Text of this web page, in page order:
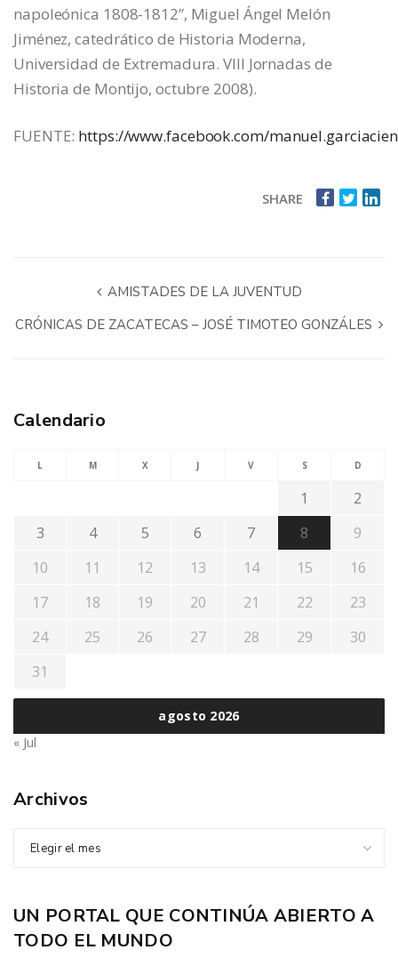
napoleónica 1808-1812”, Miguel Ángel Melón
Jiménez, catedrático de Historia Moderna,
Universidad de Extremadura. VIII Jornadas de
Historia de Montijo, octubre 2008).
FUENTE: https://www.facebook.com/
SHARE
AMISTADES DE LA JUVENTUD
CRÓNICAS DE ZACATECAS – JOSÉ TIMOTEO GONZÁLES
Calendario
agosto 2026
L M X J V S D
1
2
3
4 5 6 7 8
9
10
11 12 13 14 15
16
17
18 19 20 21 22
23
24
25 26 27 28 29
30
31
« Jul
Archivos
Elegir el mes
UN PORTAL QUE CONTINÚA ABIERTO A
TODO EL MUNDO